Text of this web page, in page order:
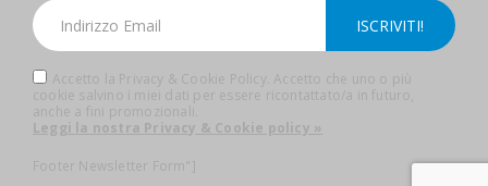
Accetto la Privacy & Cookie Policy. Accetto che uno o più
cookie salvino i miei dati per essere ricontattato/a in futuro,
anche a fini promozionali.
Leggi la nostra Privacy & Cookie policy »
Footer Newsletter Form"]